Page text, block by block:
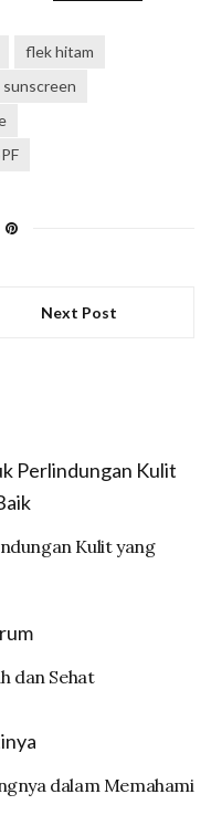
flek hitam
Next Post
Kulit yang
dan Sehat
dalam Memahami